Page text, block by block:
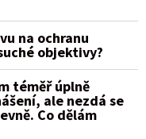
na ochranu
objektivy?
téměř úplně
ale nezdá se
Co dělám